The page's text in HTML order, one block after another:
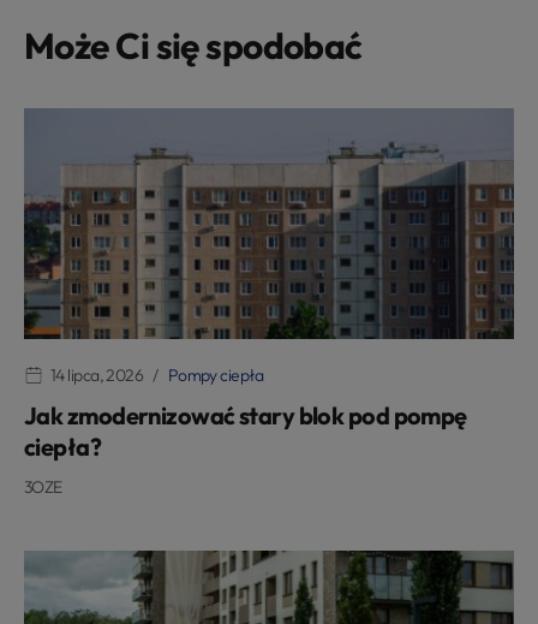
Może Ci się spodobać
14 lipca, 2026 Pompy ciepła
Jak zmodernizować stary blok pod pompę
ciepła?
3OZE